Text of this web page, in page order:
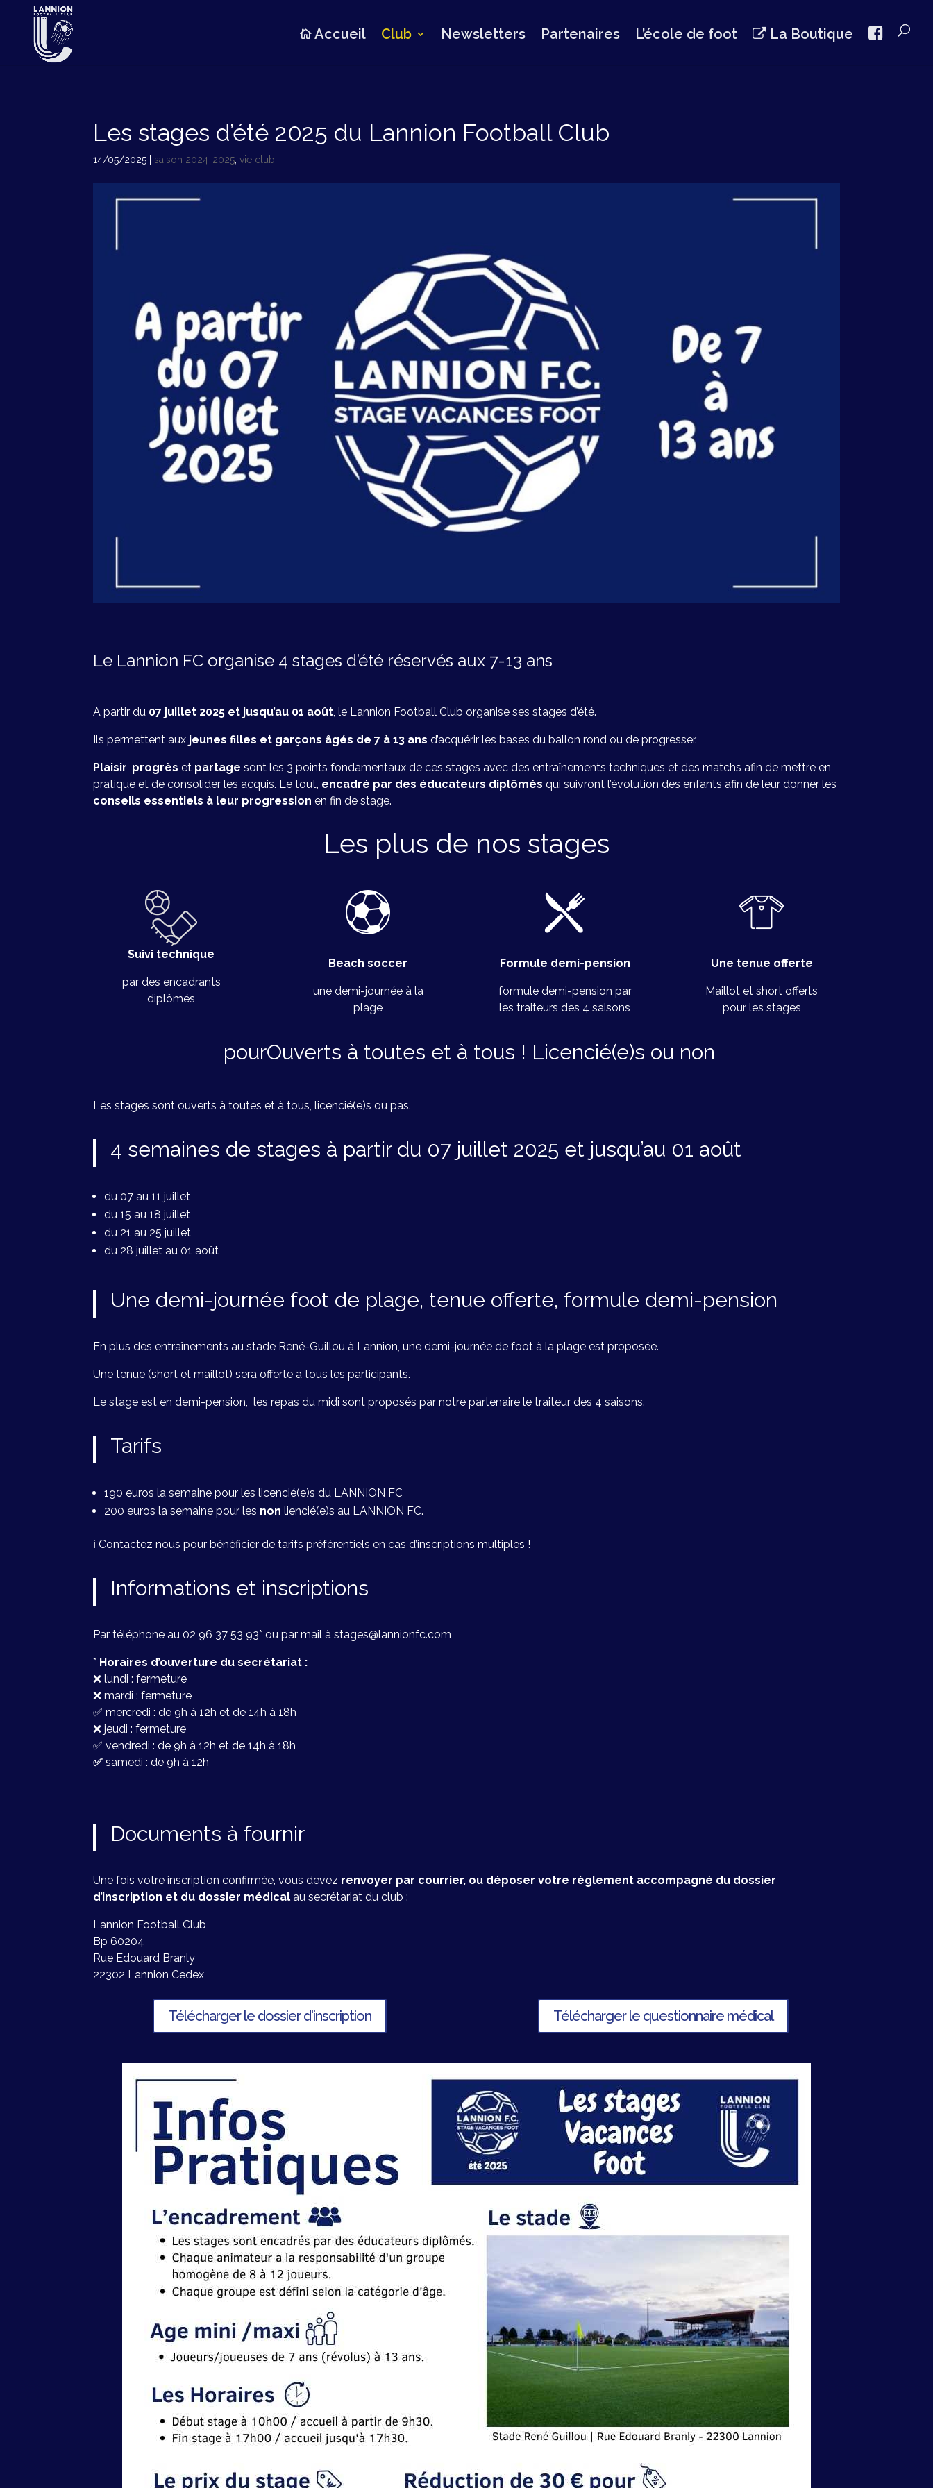
Accueil Club Newsletters Partenaires L’école de foot La Boutique
Les stages d’été 2025 du Lannion Football Club
14/05/2025 saison 2024-2025 ,vie club
Le Lannion FC organise 4 stages d’été réservés aux 7-13 ans
A partir du 07 juillet 2025 et jusqu’au 01 août, le Lannion Football Club organise ses stages d’été.
Ils permettent aux jeunes filles et garçons âgés de 7 à 13 ans d’acquérir les bases du ballon rond ou de progresser.
Plaisir, progrès et partage sont les 3 points fondamentaux de ces stages avec des entraînements techniques et des matchs afin de mettre en
pratique et de consolider les acquis. Le tout, encadré par des éducateurs diplômés qui suivront l’évolution des enfants afin de leur donner les
conseils essentiels à leur progression en fin de stage.
Les plus de nos stages
Suivi technique
par des encadrants
diplômés
Beach soccer
une demi-journée à la
plage
Formule demi-pension
formule demi-pension par
les traiteurs des 4 saisons
Une tenue offerte
Maillot et short offerts
pour les stages
pourOuverts à toutes et à tous ! Licencié(e)s ou non
Les stages sont ouverts à toutes et à tous, licencié(e)s ou pas.
4 semaines de stages à partir du 07 juillet 2025 et jusqu’au 01 août
du 07 au 11 juillet
du 15 au 18 juillet
du 21 au 25 juillet
du 28 juillet au 01 août
Une demi-journée foot de plage, tenue offerte, formule demi-pension
En plus des entraînements au stade René-Guillou à Lannion, une demi-journée de foot à la plage est proposée.
Une tenue (short et maillot) sera offerte à tous les participants.
Le stage est en demi-pension, les repas du midi sont proposés par notre partenaire letraiteur des 4 saisons.
Tarifs
190 euros la semaine pour les licencié(e)s du LANNION FC
200 euros la semaine pour les non liencié(e)s au LANNION FC.
ℹ️ Contactez nous pour bénéficier de tarifs préférentiels en cas d’inscriptions multiples !
Informations et inscriptions
Par téléphone au 02 96 37 53 93* ou par mail àstages@lannionfc.com
* Horaires d’ouverture du secrétariat :
❌ lundi : fermeture
❌ mardi : fermeture
✅ mercredi : de 9h à 12h et de 14h à 18h
❌ jeudi : fermeture
✅ vendredi : de 9h à 12h et de 14h à 18h
✅samedi : de 9h à 12h
Documents à fournir
Une fois votre inscription confirmée, vous devez renvoyer par courrier, ou déposer votre règlement accompagné du dossier
d’inscription et du dossier médical au secrétariat du club :
Lannion Football Club
Bp 60204
Rue Edouard Branly
22302 Lannion Cedex
Télécharger le dossier d'inscription Télécharger le questionnaire médical